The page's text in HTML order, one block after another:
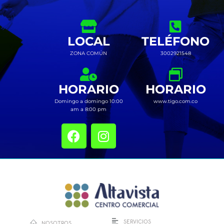
LOCAL
ZONA COMÚN
TELÉFONO
3002921548
HORARIO
Domingo a domingo 10:00
am a 8:00 pm
HORARIO
www.tigo.com.co
SERVICIOS